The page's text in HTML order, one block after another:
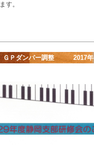
す。
ＧＰダンパー調整 2017年